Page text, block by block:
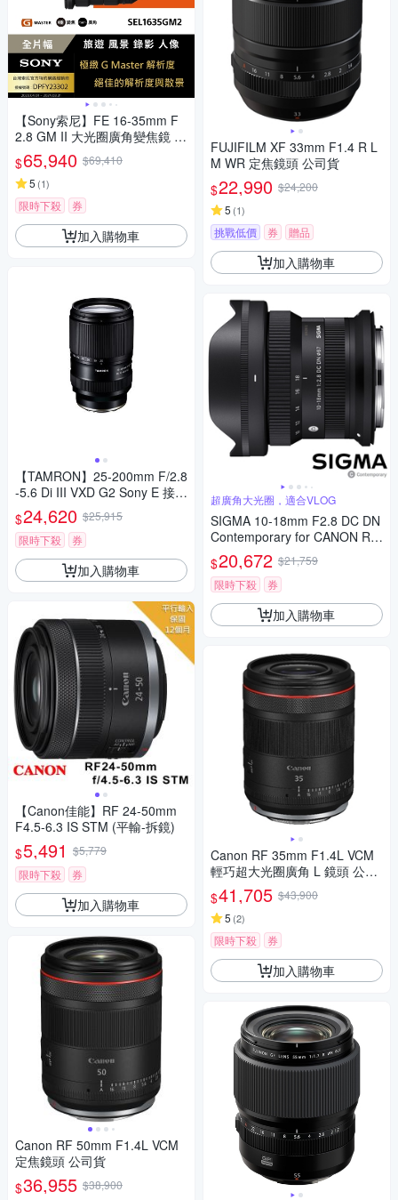
【Sony索尼】FE 16-35mm F
2.8 GM II 大光圈廣角變焦鏡 S
EL1635GM2 (公司貨 保固 24
個月)
$65,940 $69,410
5 (1)
限時下殺 券
加入購物車
【TAMRON】25-200mm F/2.8
-5.6 Di III VXD G2 Sony E 接環
(A075) 公司貨
$24,620 $25,915
限時下殺
券
加入購物車
【Canon佳能】RF 24-50mm
F4.5-6.3 IS STM (平輸-拆鏡)
$5,491 $5,779
限時下殺
券
加入購物車
Canon RF 50mm F1.4L VCM
定焦鏡頭 公司貨
$36,955 $38,900
FUJIFILM XF 33mm F1.4 R L
M WR 定焦鏡頭 公司貨
$22,990 $24,200
5 (1)
挑戰低價 券 贈品
加入購物車
超廣角大光圈，適合VLOG
SIGMA 10-18mm F2.8 DC DN
Contemporary for CANON RF
接環 (公司貨) 超廣角變焦鏡頭
APS-C 無反微單眼鏡頭
$20,672 $21,759
限時下殺
券
加入購物車
Canon RF 35mm F1.4L VCM
輕巧超大光圈廣角 L 鏡頭 公司
$41,705 $43,900
5 (2)
限時下殺 券
加入購物車